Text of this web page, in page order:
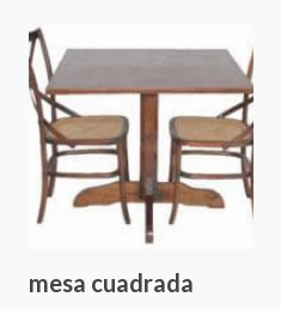
mesa cuadrada